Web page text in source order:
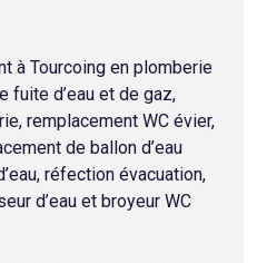
à Tourcoing en plomberie
fuite d’eau et de gaz,
remplacement WC évier,
de ballon d’eau
réfection évacuation,
d’eau et broyeur WC